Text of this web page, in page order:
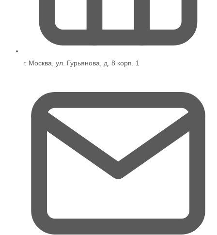
г. Москва, ул. Гурьянова, д. 8 корп. 1